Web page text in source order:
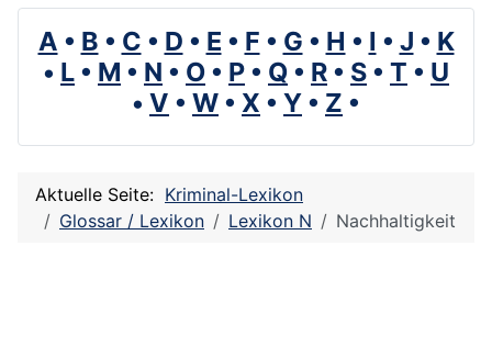
A • B • C • D • E • F • G • H • I • J • K
• L • M • N • O • P • Q • R • S • T • U
• V • W • X • Y • Z •
Aktuelle Seite: Kriminal-Lexikon
Glossar / Lexikon
Lexikon N Nachhaltigkeit